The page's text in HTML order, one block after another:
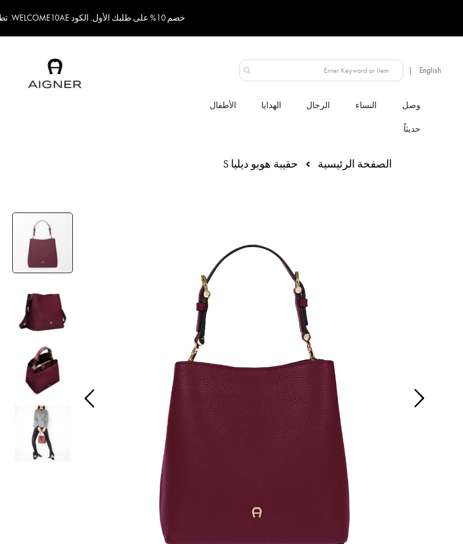
خصم 10% على طلبك الأول. الكود WELCOME10AE. تطبق الشروط والأحكام.
الإمارات العربية المتحدة
الصفحة الرئيسية حقيبة هوبو ديليا S